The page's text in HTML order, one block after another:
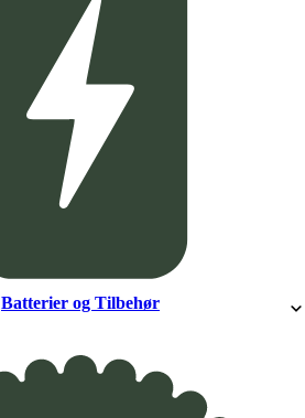
Batterier og Tilbehør